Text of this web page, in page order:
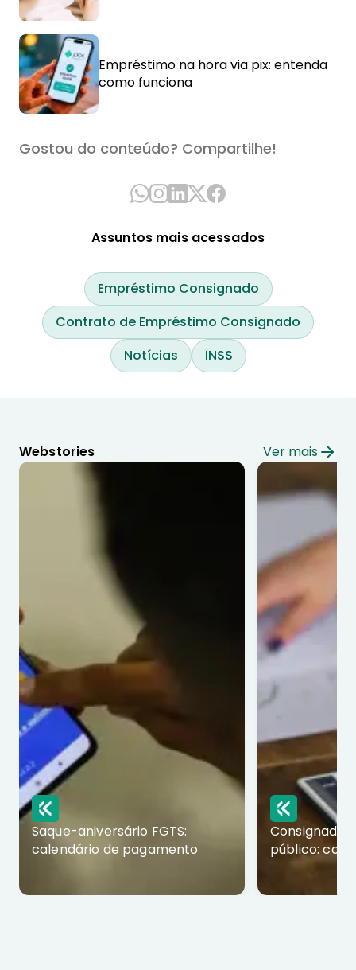
Empréstimo na hora via pix: entenda
como funciona
Gostou do conteúdo? Compartilhe!
Assuntos mais acessados
Empréstimo Consignado
Contrato de Empréstimo Consignado
Notícias
INSS
Webstories Ver mais
Saque-aniversário FGTS:
calendário de pagamento
Consignado
público: